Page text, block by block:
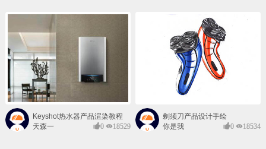
Keyshot热水器产品渲染教程
天森一
0 18529
剃须刀产品设计手绘
你是我
0 18534